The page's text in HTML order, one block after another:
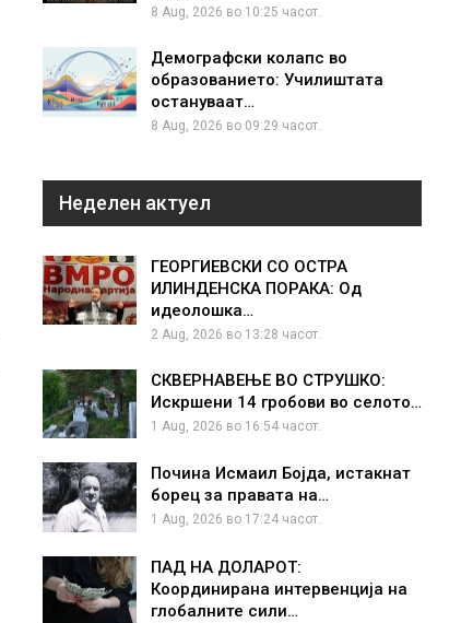
8 Aug, 2026 во 10:25 часот.
Демографски колапс во
образованието: Училиштата
остануваат…
8 Aug, 2026 во 09:29 часот.
Неделен актуел
ГЕОРГИЕВСКИ СО ОСТРА
ИЛИНДЕНСКА ПОРАКА: Од
идеолошка…
2 Aug, 2026 во 13:28 часот.
СКВЕРНАВЕЊЕ ВО СТРУШКО:
Искршени 14 гробови во селото…
1 Aug, 2026 во 16:54 часот.
Почина Исмаил Бојда, истакнат
борец за правата на…
1 Aug, 2026 во 17:24 часот.
ПАД НА ДОЛАРОТ:
Координирана интервенција на
глобалните сили…